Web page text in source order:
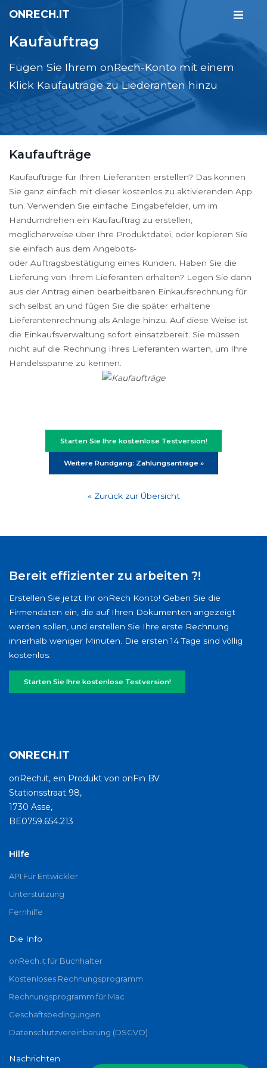
ONRECH.IT
Kaufauftrag
Fügen Sie Ihrem onRech-Konto mit einem
Klick Kaufauträge zu Liederanten hinzu
Kaufaufträge
Kaufaufträge für Ihren Lieferanten erstellen? Das können
Sie ganz einfach mit dieser kostenlos zu aktivierenden App
tun. Verwenden Sie einfache Eingabefelder, um im
Handumdrehen ein Kaufauftrag zu erstellen,
möglicherweise über Ihre Produktdatei, oder kopieren Sie
sie einfach aus dem Angebots-
oder Auftragsbestätigung eines Kunden. Haben Sie die
Lieferung von Ihrem Lieferanten erhalten? Legen Sie dann
aus der Antrag einen bearbeitbaren Einkaufsrechnung für
sich selbst an und fügen Sie die später erhaltene
Lieferantenrechnung als Anlage hinzu. Auf diese Weise ist
die Einkaufsverwaltung sofort einsatzbereit. Sie müssen
nicht auf die Rechnung Ihres Lieferanten warten, um Ihre
Handelsspanne zu kennen.
Starten Sie Ihre kostenlose Testversion!
Weitere Rundgang: Zahlungsanträge »
« Zurück zur Übersicht
Bereit effizienter zu arbeiten ?!
Erstellen Sie jetzt Ihr onRech Konto! Geben Sie die
Firmendaten ein, die auf Ihren Dokumenten angezeigt
werden sollen, und erstellen Sie Ihre erste Rechnung
innerhalb weniger Minuten. Die ersten 14 Tage sind völlig
kostenlos.
Starten Sie Ihre kostenlose Testversion!
ONRECH.IT
onRech.it, ein Produkt von onFin BV
Stationsstraat 98,
1730 Asse,
BE0759.654.213
Hilfe
API Für Entwickler
Unterstützung
Fernhilfe
Die Info
onRech.it für Buchhalter
Kostenloses Rechnungsprogramm
Rechnungsprogramm für Mac
Geschäftsbedingungen
Datenschutzvereinbarung (DSGVO)
Nachrichten